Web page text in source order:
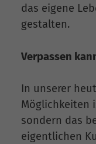
das eigene
gestalten.
Verpassen
In unserer
Möglichkeiten
sondern das
eigentlichen